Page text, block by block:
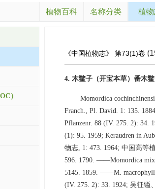
植物百科 名称分类 植
）
《中国植物志》 第73(1)卷
4. 木鳖子（开宝本草）番木
Momordica
Franch., Pl. David. 1: 135.
Pflanzenr. 88 (IV. 275. 2): 34.
(1): 95. 1959; Keraudren in
物志, 1: 473. 1964; 中国高等
596. 1790. ——Momordica
5145. 1859. ——M.
(IV. 275. 2): 33. 1924; 吴征镒